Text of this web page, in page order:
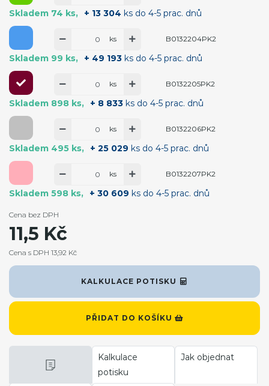
Skladem 74 ks + 13 304 ks do 4-5 prac. dnů
Skladem 99 ks + 49 193 ks do 4-5 prac. dnů
ks B0132204PK2
Skladem 898 ks + 8 833 ks do 4-5 prac. dnů
ks B0132205PK2
Skladem 495 ks + 25 029 ks do 4-5 prac. dnů
ks B0132206PK2
Skladem 598 ks + 30 609 ks do 4-5 prac. dnů
ks B0132207PK2
KALKULACE POTISKU
PŘIDAT DO KOŠÍKU
Cena bez DPH
11,5 Kč
Cena s DPH 13,92 Kč
Kalkulace
potisku
Jak objednat